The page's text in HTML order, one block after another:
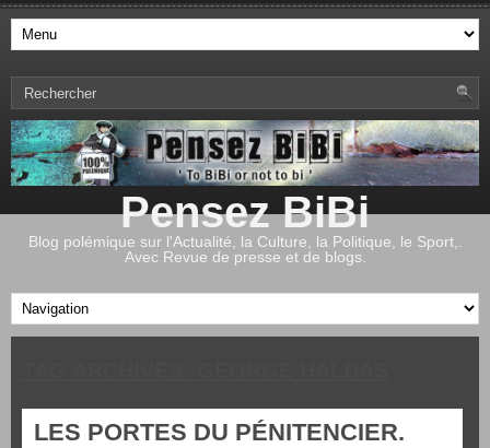
Pensez BiBi
Blog polémique sur l'Actualité, la Culture, la Politique, le Sport,.
Avec Revue de presse et de blogs.
LES PORTES DU PÉNITENCIER.